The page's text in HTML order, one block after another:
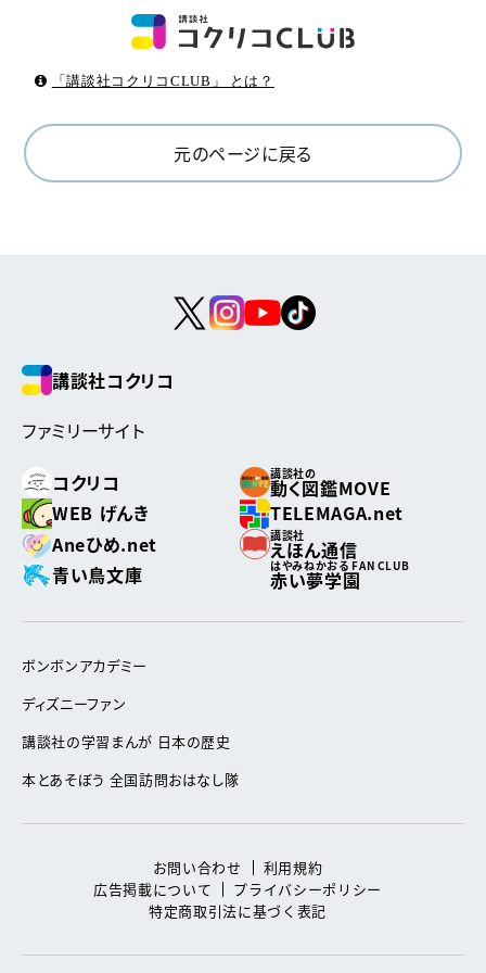
「講談社コクリコCLUB」 とは？
元のページに戻る
講談社コクリコ
ファミリーサイト
コクリコ
講談社の
動く図鑑MOVE
WEB げんき
TELEMAGA.net
Aneひめ.net
講談社
えほん通信
青い鳥文庫
はやみねかおる FAN CLUB
赤い夢学園
ボンボンアカデミー
ディズニーファン
講談社の学習まんが 日本の歴史
本とあそぼう 全国訪問おはなし隊
お問い合わせ
利用規約
広告掲載について
プライバシーポリシー
特定商取引法に基づく表記